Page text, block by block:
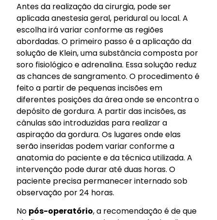
Antes da realização da cirurgia, pode ser
aplicada anestesia geral, peridural ou local. A
escolha irá variar conforme as regiões
abordadas. O primeiro passo é a aplicação da
solução de Klein, uma substância composta por
soro fisiológico e adrenalina. Essa solução reduz
as chances de sangramento. O procedimento é
feito a partir de pequenas incisões em
diferentes posições da área onde se encontra o
depósito de gordura. A partir das incisões, as
cânulas são introduzidas para realizar a
aspiração da gordura. Os lugares onde elas
serão inseridas podem variar conforme a
anatomia do paciente e da técnica utilizada. A
intervenção pode durar até duas horas. O
paciente precisa permanecer internado sob
observação por 24 horas.
No pós-operatório, a recomendação é de que